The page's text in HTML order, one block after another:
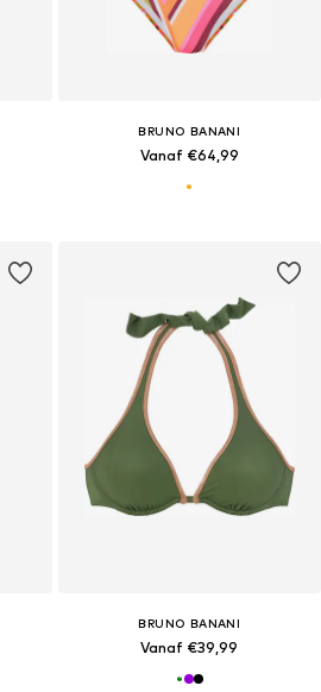
BRUNO BANANI
Vanaf €64,99
BRUNO BANANI
Vanaf €39,99